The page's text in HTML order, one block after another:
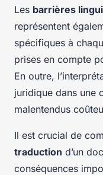
Les barrières
représentent
spécifiques à
prises en compte
En outre,
juridique dans une
malentendus
Il est crucial de
traduction d’un
conséquences